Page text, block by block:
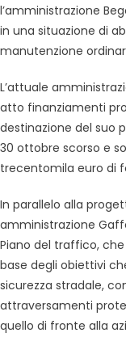
l’amministrazione
in una situazione di
manutenzione
L’attuale
atto finanziamenti
destinazione del suo
30 ottobre scorso e
trecentomila euro di
In parallelo alla
amministrazione
Piano del traffico,
base degli obiettivi
sicurezza stradale,
attraversamenti
quello di fronte alla